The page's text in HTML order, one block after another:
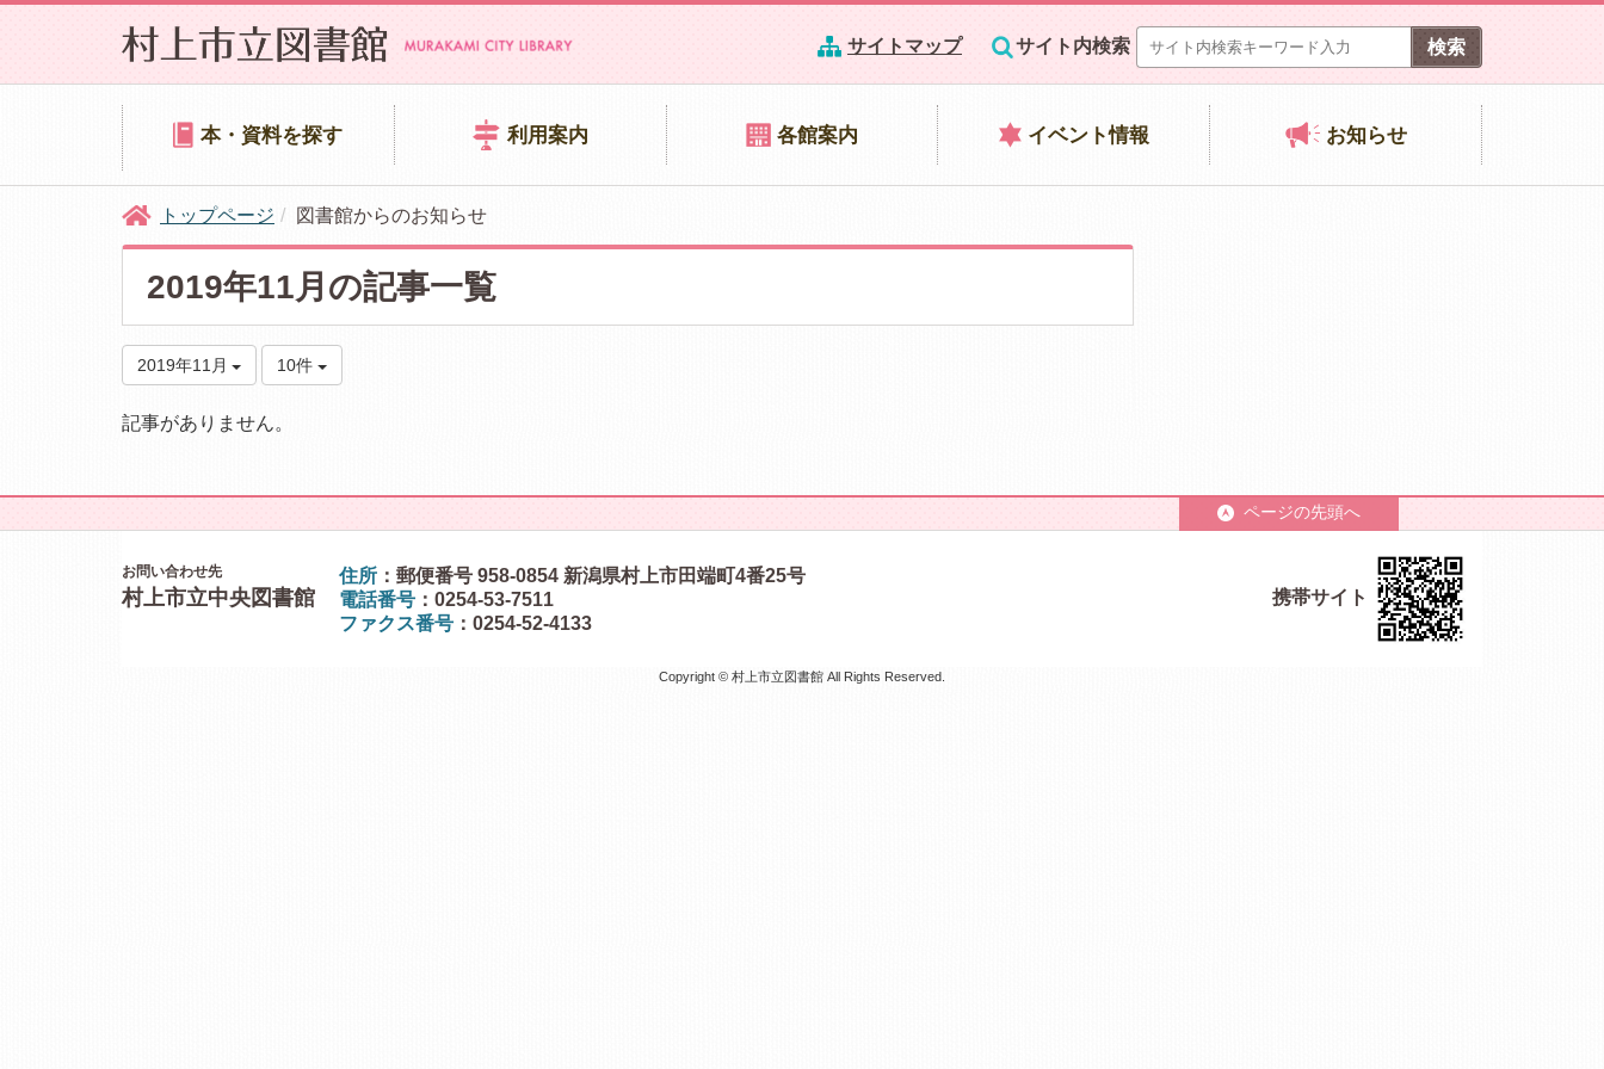
サイトマップ サイト内検索
本・資料を探す 利用案内 各館案内 イベント情報 お知らせ
トップページ 図書館からのお知らせ
2019年11月の記事一覧
2019年11月 10件
記事がありません。
ページの先頭へ
お問い合わせ先
村上市立中央図書館
住所 ：郵便番号 958-0854 新潟県村上市田端町4番25号
電話番号 ：0254-53-7511
ファクス番号 ：0254-52-4133
携帯サイト
Copyright © 村上市立図書館 All Rights Reserved.